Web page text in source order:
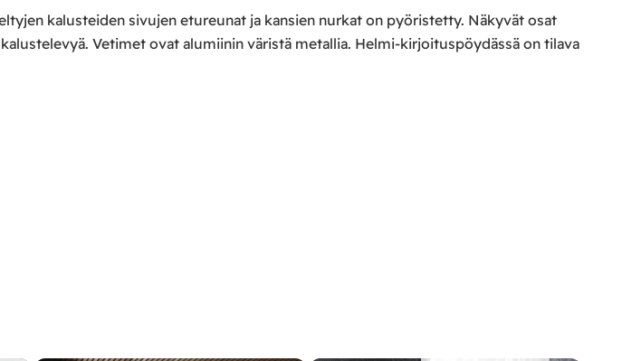
kalusteiden sivujen etureunat ja kansien nurkat on pyöristetty. Näkyvät osat
Vetimet ovat alumiinin väristä metallia. Helmi-kirjoituspöydässä on tilava